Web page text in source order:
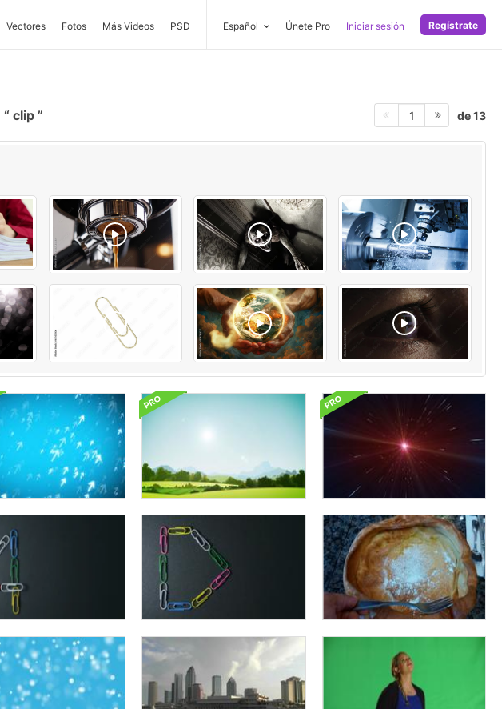
Vectores Fotos Más Videos PSD Español Únete Pro Iniciar sesión Regístrate
clip 1 de 13